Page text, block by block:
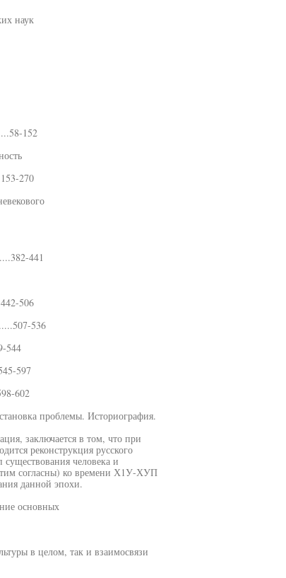
наук
152
270
441
506
536
544
597
602
проблемы. Историография.
заключается в том, что при
реконструкция русского
существования человека и
согласны) ко времени Х1У-ХУП
данной эпохи.
основных
в целом, так и взаимосвязи